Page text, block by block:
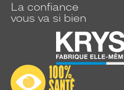
La confiance
vous va si bien